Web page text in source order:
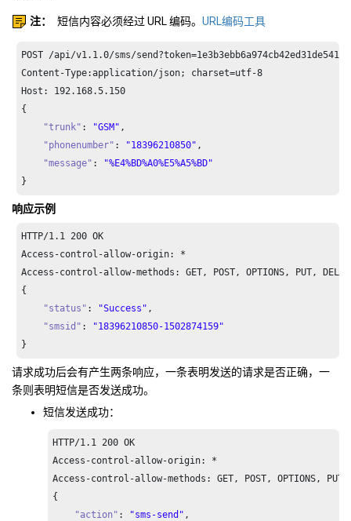
注： 短信内容必须经过 URL 编码。 URL编码工具
POST /api/v1. 1.0/sms/send?token=1e3
Content-Type:application/json; charset=utf-8
Host: 192.168.5.150
{
"trunk" : "GSM" ,
"phonenumber" : "18396210850" ,
"message" :
"%E4%BD%A0%E5%A5%BD"
}
响应示例
HTTP/1.1 200 OK
Access-control-allow-origin: *
Access-control-allow-methods: GET, POST, OPTIONS, PUT,
{
"status" : "Success" ,
"smsid" :
"18396210850-1502874159"
}
请求成功后会有产生两条响应，一条表明发送的请求是否正确，一
条则表明短信是否发送成功。
短信发送成功：
HTTP/1.1 200 OK
Access-control-allow-origin: *
Access-control-allow-methods: GET, POST, OPTIONS, PUT,
{
"action" : "sms-send" ,